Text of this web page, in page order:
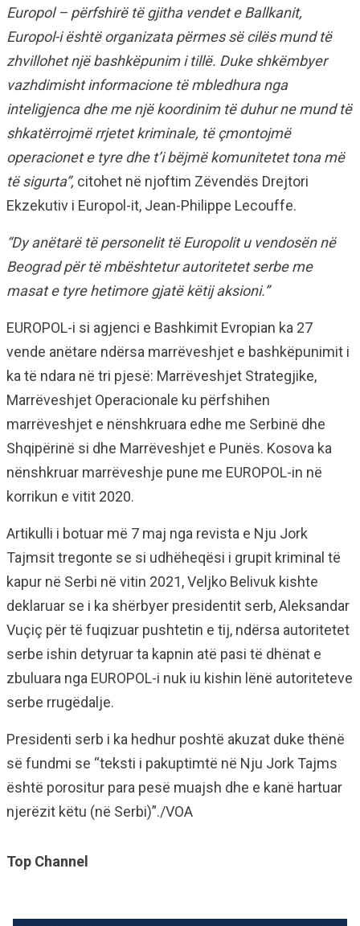
Europol – përfshirë të gjitha vendet e Ballkanit,
Europol-i është organizata përmes së cilës mund të
zhvillohet një bashkëpunim i tillë. Duke shkëmbyer
vazhdimisht informacione të mbledhura nga
inteligjenca dhe me një koordinim të duhur ne mund të
shkatërrojmë rrjetet kriminale, të çmontojmë
operacionet e tyre dhe t’i bëjmë komunitetet tona më
të sigurta”, citohet në njoftim Zëvendës Drejtori
Ekzekutiv i Europol-it, Jean-Philippe Lecouffe.
“Dy anëtarë të personelit të Europolit u vendosën në
Beograd për të mbështetur autoritetet serbe me
masat e tyre hetimore gjatë këtij aksioni.”
EUROPOL-i si agjenci e Bashkimit Evropian ka 27
vende anëtare ndërsa marrëveshjet e bashkëpunimit i
ka të ndara në tri pjesë: Marrëveshjet Strategjike,
Marrëveshjet Operacionale ku përfshihen
marrëveshjet e nënshkruara edhe me Serbinë dhe
Shqipërinë si dhe Marrëveshjet e Punës. Kosova ka
nënshkruar marrëveshje pune me EUROPOL-in në
korrikun e vitit 2020.
Artikulli i botuar më 7 maj nga revista e Nju Jork
Tajmsit tregonte se si udhëheqësi i grupit kriminal të
kapur në Serbi në vitin 2021, Veljko Belivuk kishte
deklaruar se i ka shërbyer presidentit serb, Aleksandar
Vuçiç për të fuqizuar pushtetin e tij, ndërsa autoritetet
serbe ishin detyruar ta kapnin atë pasi të dhënat e
zbuluara nga EUROPOL-i nuk iu kishin lënë autoriteteve
serbe rrugëdalje.
Presidenti serb i ka hedhur poshtë akuzat duke thënë
së fundmi se “teksti i pakuptimtë në Nju Jork Tajms
është porositur para pesë muajsh dhe e kanë hartuar
njerëzit këtu (në Serbi)”./VOA
Top Channel